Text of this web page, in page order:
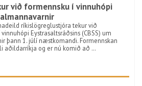
við formennsku í vinnuhópi
ríkislögreglustjóra tekur við
Eystrasaltsráðsins (CBSS) um
þann 1. júlí næstkomandi. Formennskan
aðildarríkja og er nú komið að …